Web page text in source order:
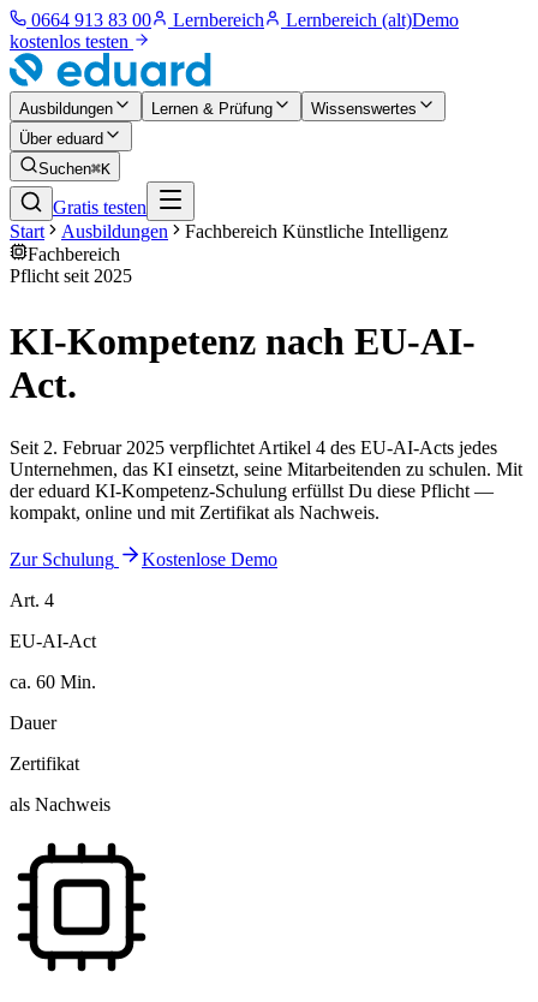
0664 913 83 00 Lernbereich Lernbereich (alt)Demo
kostenlos testen
Ausbildungen Lernen & Prüfung
Wissenswertes
Über eduard
Suchen⌘K
Gratis testen
Start
Ausbildungen Fachbereich Künstliche Intelligenz
Fachbereich
Pflicht seit 2025
KI-Kompetenz nach EU-AI-
Act.
Seit 2. Februar 2025 verpflichtet Artikel 4 des EU-AI-Acts jedes
Unternehmen, das KI einsetzt, seine Mitarbeitenden zu schulen. Mit
der eduard KI-Kompetenz-Schulung erfüllst Du diese Pflicht —
kompakt, online und mit Zertifikat als Nachweis.
Zur Schulung
Kostenlose Demo
Art. 4
EU-AI-Act
ca. 60 Min.
Dauer
Zertifikat
als Nachweis